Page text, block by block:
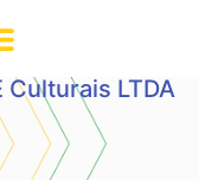
LTDA